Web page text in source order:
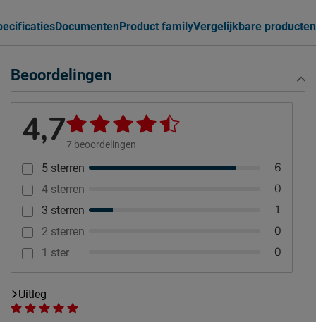
DocumentenProduct familyVergelijkbare producten
Beoordelingen
4,77 beoordelingen
5 sterren 6
4 sterren 0
3 sterren 1
2 sterren 0
1 ster 0
Uitleg